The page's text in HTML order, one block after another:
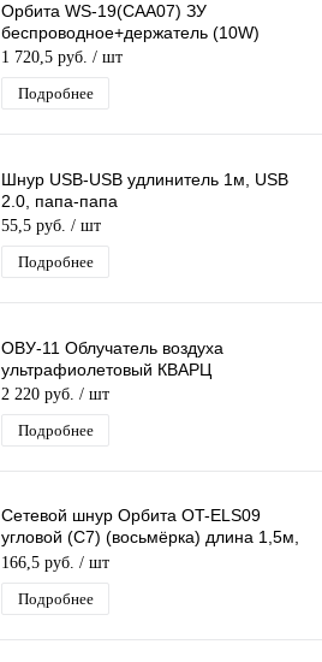
Орбита WS-19(CAA07) ЗУ
беспроводное+держатель (10W)
1 720,5 руб. / шт
Подробнее
Шнур USB-USB удлинитель 1м, USB
2.0, папа-папа
55,5 руб. / шт
Подробнее
ОВУ-11 Облучатель воздуха
ультрафиолетовый КВАРЦ
2 220 руб. / шт
Подробнее
Сетевой шнур Орбита OT-ELS09
угловой (С7) (восьмёрка) длина 1,5м,
2,5А
166,5 руб. / шт
Подробнее